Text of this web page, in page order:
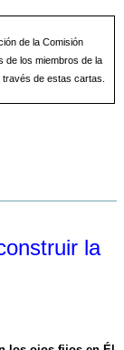
de la Comisión
de los miembros de la
de estas cartas.
la